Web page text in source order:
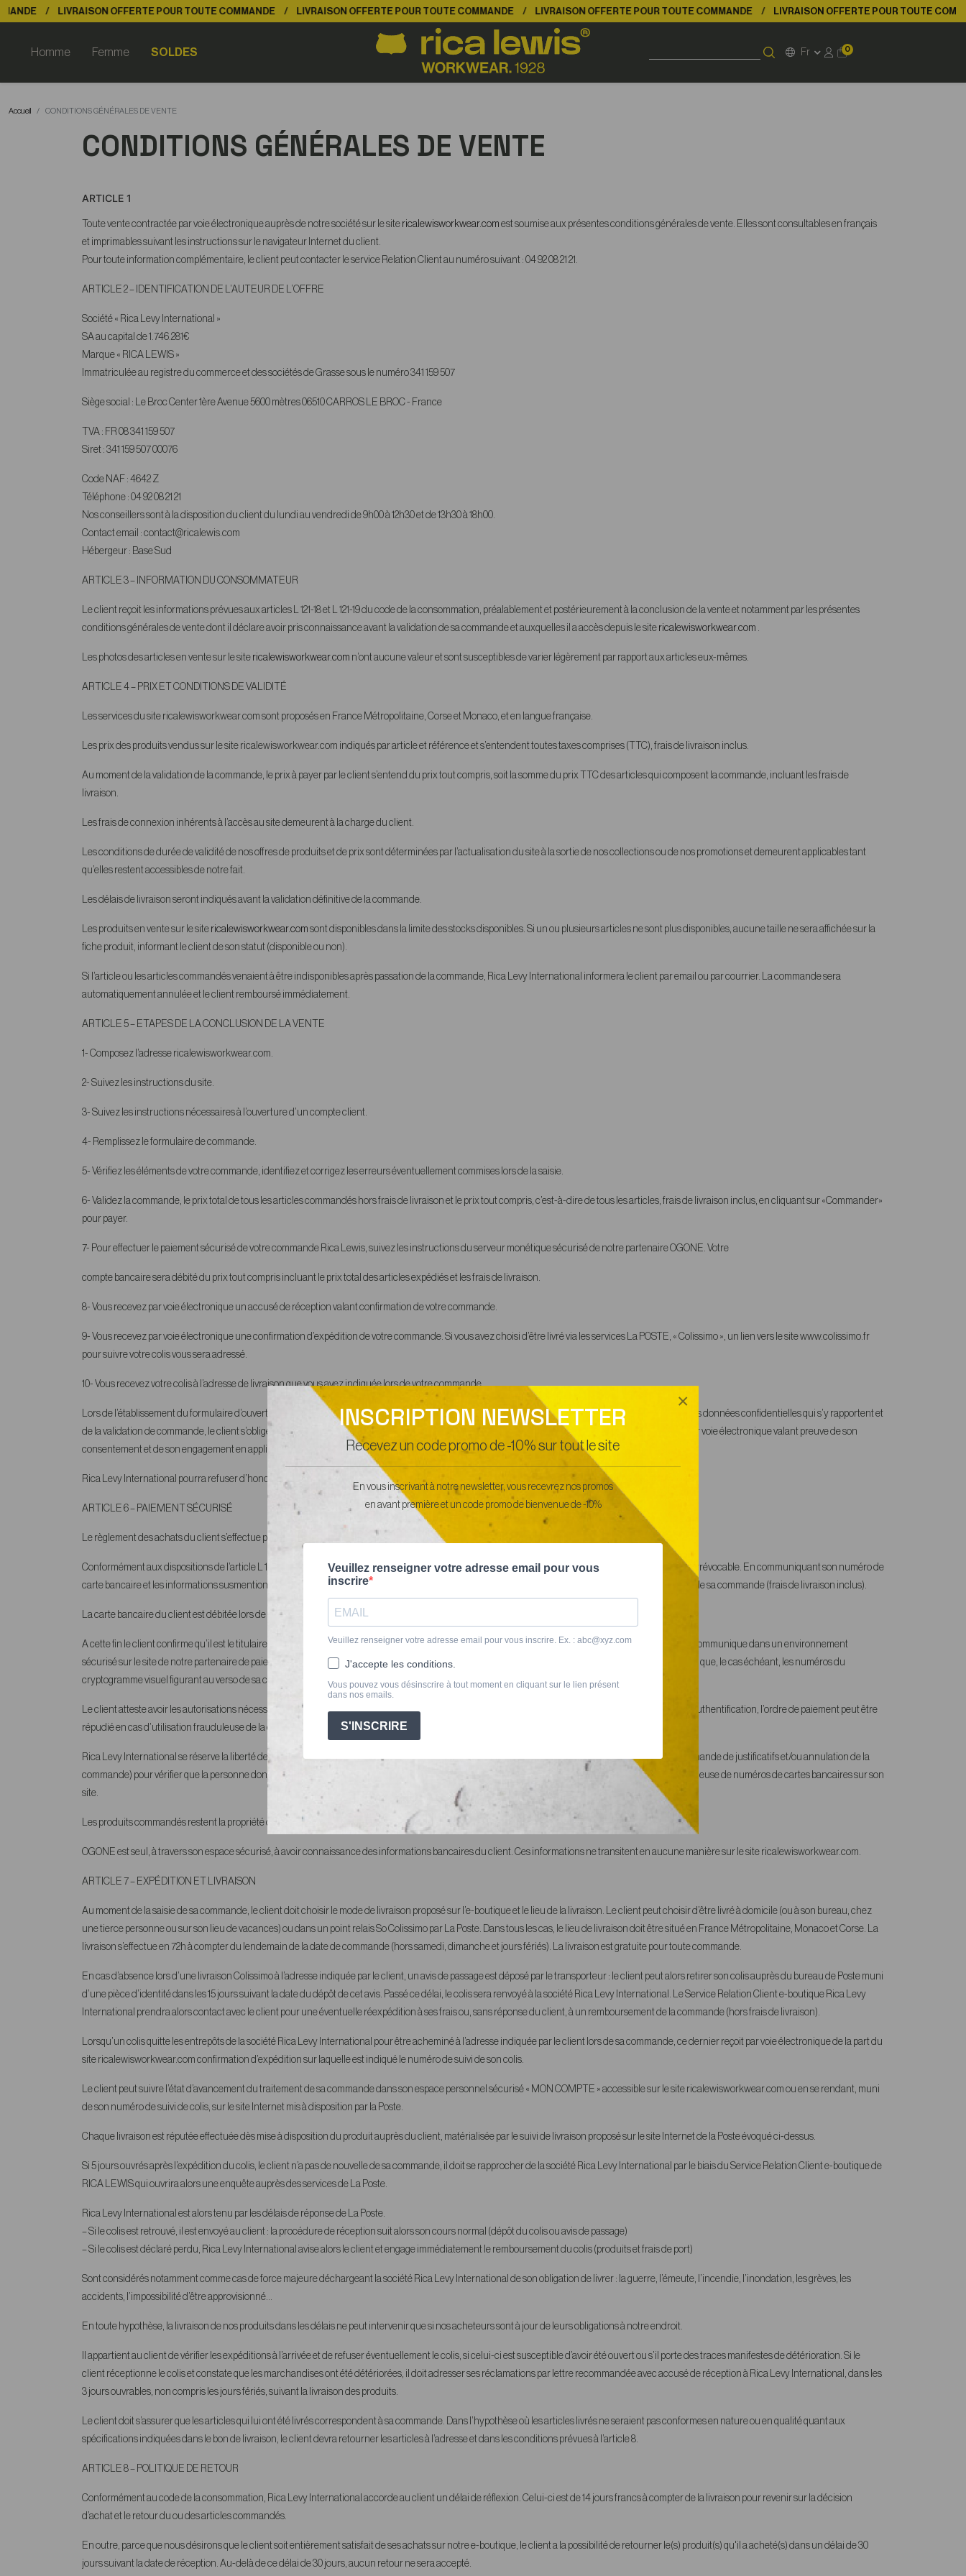
INSCRIPTION NEWSLETTER
Recevez un code promo de -10% sur tout le site
En vous inscrivant à notre newsletter, vous recevrez nos promos
en avant première et un code promo de bienvenue de -10%
×
LIVRAISON OFFERTE POUR TOUTE COMMANDE LIVRAISON OFFERTE POUR TOUTE COMMANDE LIVRAISON OFFERTE POUR TOUTE COMMANDE LIVRAISON OFFERTE POUR TOUTE COMMANDE
Homme Femme SOLDES Fr 0
Accueil CONDITIONS GÉNÉRALES DE VENTE
CONDITIONS GÉNÉRALES DE VENTE
ARTICLE 1
Toute vente contractée par voie électronique auprès de notre société sur le site ricalewisworkwear.com est soumise aux présentes conditions générales de vente. Elles sont consultables en français
et imprimables suivant les instructions sur le navigateur Internet du client.
Pour toute information complémentaire, le client peut contacter le service Relation Client au numéro suivant : 04 92 08 21 21.
ARTICLE 2– IDENTIFICATION DE L’AUTEUR DE L’OFFRE
Société « Rica Levy International »
SA au capital de 1.746.281€
Marque « RICA LEWIS »
Immatriculée au registre du commerce et des sociétés de Grasse sous le numéro 341 159 507
Siège social : Le Broc Center 1ère Avenue 5600 mètres 06510 CARROS LE BROC - France
TVA : FR 08 341 159 507
Siret : 341 159 507 00076
Code NAF : 4642 Z
Téléphone : 04 92 08 21 21
Nos conseillers sont à la disposition du client du lundi au vendredi de 9h00 à 12h30 et de 13h30 à 18h00.
Contact email : contact@ricalewis.com
Hébergeur : Base Sud
ARTICLE 3– INFORMATION DU CONSOMMATEUR
Le client reçoit les informations prévues aux articles L 121-18 et L 121-19 du code de la consommation, préalablement et postérieurement à la conclusion de la vente et notamment par les présentes
conditions générales de vente dont il déclare avoir pris connaissance avant la validation de sa commande et auxquelles il a accès depuis le site ricalewisworkwear.com .
Les photos des articles en vente sur le site ricalewisworkwear.com n’ont aucune valeur et sont susceptibles de varier légèrement par rapport aux articles eux-mêmes.
ARTICLE 4– PRIX ET CONDITIONS DE VALIDITÉ
Les services du site ricalewisworkwear.com sont proposés en France Métropolitaine, Corse et Monaco, et en langue française.
Les prix des produits vendus sur le site ricalewisworkwear.com indiqués par article et référence et s’entendent toutes taxes comprises (TTC), frais de livraison inclus.
Au moment de la validation de la commande, le prix à payer par le client s’entend du prix tout compris, soit la somme du prix TTC des articles qui composent la commande, incluant les frais de
livraison.
Les frais de connexion inhérents à l’accès au site demeurent à la charge du client.
Les conditions de durée de validité de nos offres de produits et de prix sont déterminées par l’actualisation du site à la sortie de nos collections ou de nos promotions et demeurent applicables tant
qu’elles restent accessibles de notre fait.
Les délais de livraison seront indiqués avant la validation définitive de la commande.
Les produits en vente sur le site ricalewisworkwear.com sont disponibles dans la limite des stocks disponibles. Si un ou plusieurs articles ne sont plus disponibles, aucune taille ne sera affichée sur la
fiche produit, informant le client de son statut (disponible ou non).
Si l’article ou les articles commandés venaient à être indisponibles après passation de la commande, Rica Levy International informera le client par email ou par courrier. La commande sera
automatiquement annulée et le client remboursé immédiatement.
ARTICLE 5– ETAPES DE LA CONCLUSION DE LA VENTE
1- Composez l’adresse ricalewisworkwear.com.
2- Suivez les instructions du site.
3- Suivez les instructions nécessaires à l’ouverture d’un compte client.
4- Remplissez le formulaire de commande.
5- Vérifiez les éléments de votre commande, identifiez et corrigez les erreurs éventuellement commises lors de la saisie.
6- Validez la commande, le prix total de tous les articles commandés hors frais de livraison et le prix tout compris, c’est-à-dire de tous les articles, frais de livraison inclus, en cliquant sur «Commander»
pour payer.
7- Pour effectuer le paiement sécurisé de votre commande Rica Lewis, suivez les instructions du serveur monétique sécurisé de notre partenaire OGONE. Votre
compte bancaire sera débité du prix tout compris incluant le prix total des articles expédiés et les frais de livraison.
8- Vous recevez par voie électronique un accusé de réception valant confirmation de votre commande.
9- Vous recevez par voie électronique une confirmation d’expédition de votre commande. Si vous avez choisi d’être livré via les services La POSTE, « Colissimo », un lien vers le site www.colissimo.fr
pour suivre votre colis vous sera adressé.
10- Vous recevez votre colis à l’adresse de livraison que vous avez indiquée lors de votre commande.
Lors de l’établissement du formulaire d’ouverture de compte, de la communication de ses données personnelles, de son numéro de carte bancaire et des données confidentielles qui s’y rapportent et
de la validation de commande, le client s’oblige au respect des présentes conditions contractuelles en application, la communication de ces éléments par voie électronique valant preuve de son
consentement et de son engagement en application de l’article 1316-1 du code civil.
Rica Levy International pourra refuser d’honorer toute commande qui présenterait un caractère anormal ou abusif.
ARTICLE 6– PAIEMENT SÉCURISÉ
Le règlement des achats du client s’effectue par cartes bancaires françaises.
Conformément aux dispositions de l’article L 132-2 du code monétaire et financier l’engagement de payer donné au moyen d’une carte de paiement est irrévocable. En communiquant son numéro de
carte bancaire et les informations susmentionnées, le client autorise la société Rica Levy International à débiter sa carte de crédit du montant total TTC de sa commande (frais de livraison inclus).
La carte bancaire du client est débitée lors de la validation du paiement de la commande.
A cette fin le client confirme qu’il est le titulaire de la carte bancaire à débiter et que le nom figurant sur cette carte bancaire à débiter est bien le sien puis communique dans un environnement
sécurisé sur le site de notre partenaire de paiement OGONE, le numéro à seize chiffres et la date d’expiration, figurant au recto de sa carte bancaire, ainsi que, le cas échéant, les numéros du
cryptogramme visuel figurant au verso de sa carte bancaire.
Le client atteste avoir les autorisations nécessaires pour effectuer le paiement par carte bancaire. Dans le cadre d’un paiement par carte bancaire sans authentification, l’ordre de paiement peut être
répudié en cas d’utilisation frauduleuse de la carte, conformément au contrat conclu entre le client et son établissement bancaire.
Rica Levy International se réserve la liberté de vérifier les données personnelles fournies par le client et d’adopter les mesures qu’il juge nécessaires (demande de justificatifs et/ou annulation de la
commande) pour vérifier que la personne dont le compte bancaire est débité est bien celle qui a passé la commande et ainsi éviter toute utilisation frauduleuse de numéros de cartes bancaires sur son
site.
Les produits commandés restent la propriété de la société Rica Levy International jusqu’au règlement intégral de la facture.
OGONE est seul, à travers son espace sécurisé, à avoir connaissance des informations bancaires du client. Ces informations ne transitent en aucune manière sur le site ricalewisworkwear.com.
ARTICLE 7– EXPÉDITION ET LIVRAISON
Au moment de la saisie de sa commande, le client doit choisir le mode de livraison proposé sur l’e-boutique et le lieu de la livraison. Le client peut choisir d’être livré à domicile (ou à son bureau, chez
une tierce personne ou sur son lieu de vacances) ou dans un point relais So Colissimo par La Poste. Dans tous les cas, le lieu de livraison doit être situé en France Métropolitaine, Monaco et Corse. La
livraison s’effectue en 72h à compter du lendemain de la date de commande (hors samedi, dimanche et jours fériés). La livraison est gratuite pour toute commande.
En cas d’absence lors d’une livraison Colissimo à l’adresse indiquée par le client, un avis de passage est déposé par le transporteur : le client peut alors retirer son colis auprès du bureau de Poste muni
d’une pièce d’identité dans les 15 jours suivant la date du dépôt de cet avis. Passé ce délai, le colis sera renvoyé à la société Rica Levy International. Le Service Relation Client e-boutique Rica Levy
International prendra alors contact avec le client pour une éventuelle réexpédition à ses frais ou, sans réponse du client, à un remboursement de la commande (hors frais de livraison).
Lorsqu’un colis quitte les entrepôts de la société Rica Levy International pour être acheminé à l’adresse indiquée par le client lors de sa commande, ce dernier reçoit par voie électronique de la part du
site ricalewisworkwear.com confirmation d’expédition sur laquelle est indiqué le numéro de suivi de son colis.
Le client peut suivre l’état d’avancement du traitement de sa commande dans son espace personnel sécurisé « MON COMPTE » accessible sur le site ricalewisworkwear.com ou en se rendant, muni
de son numéro de suivi de colis, sur le site Internet mis à disposition par la Poste.
Chaque livraison est réputée effectuée dès mise à disposition du produit auprès du client, matérialisée par le suivi de livraison proposé sur le site Internet de la Poste évoqué ci-dessus.
Si 5 jours ouvrés après l’expédition du colis, le client n’a pas de nouvelle de sa commande, il doit se rapprocher de la société Rica Levy International par le biais du Service Relation Client e-boutique de
RICA LEWIS qui ouvrira alors une enquête auprès des services de La Poste.
Rica Levy International est alors tenu par les délais de réponse de La Poste.
– Si le colis est retrouvé, il est envoyé au client : la procédure de réception suit alors son cours normal (dépôt du colis ou avis de passage)
– Si le colis est déclaré perdu, Rica Levy International avise alors le client et engage immédiatement le remboursement du colis (produits et frais de port)
Sont considérés notamment comme cas de force majeure déchargeant la société Rica Levy International de son obligation de livrer : la guerre, l’émeute, l’incendie, l’inondation, les grèves, les
accidents, l’impossibilité d’être approvisionné…
En toute hypothèse, la livraison de nos produits dans les délais ne peut intervenir que si nos acheteurs sont à jour de leurs obligations à notre endroit.
Il appartient au client de vérifier les expéditions à l’arrivée et de refuser éventuellement le colis, si celui-ci est susceptible d’avoir été ouvert ou s’il porte des traces manifestes de détérioration. Si le
client réceptionne le colis et constate que les marchandises ont été détériorées, il doit adresser ses réclamations par lettre recommandée avec accusé de réception à Rica Levy International, dans les
3 jours ouvrables, non compris les jours fériés, suivant la livraison des produits.
Le client doit s’assurer que les articles qui lui ont été livrés correspondent à sa commande. Dans l’hypothèse où les articles livrés ne seraient pas conformes en nature ou en qualité quant aux
spécifications indiquées dans le bon de livraison, le client devra retourner les articles à l’adresse et dans les conditions prévues à l’article 8.
ARTICLE 8– POLITIQUE DE RETOUR
Conformément au code de la consommation, Rica Levy International accorde au client un délai de réflexion. Celui-ci est de 14 jours francs à compter de la livraison pour revenir sur la décision
d’achat et le retour du ou des articles commandés.
En outre, parce que nous désirons que le client soit entièrement satisfait de ses achats sur notre e-boutique, le client a la possibilité de retourner le(s) produit(s) qu'il a acheté(s) dans un délai de 30
jours suivant la date de réception. Au-delà de ce délai de 30 jours, aucun retour ne sera accepté.